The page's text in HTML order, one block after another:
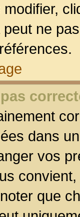
ne
dans
vos
que